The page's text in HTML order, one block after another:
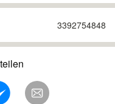
3392754848